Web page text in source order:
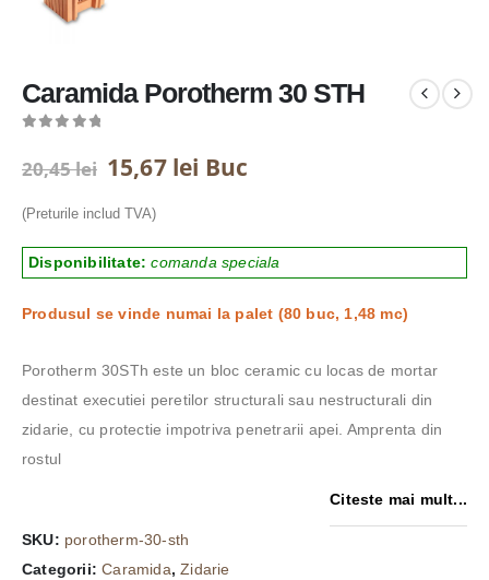
Caramida Porotherm 30 STH
20,45lei Prețul
inițial
a
20,45 lei.
15,67 lei Prețul
Buc
(Preturile includ TVA)
Disponibilitate:comanda speciala
Produsul se vinde numai la palet (80 buc, 1,48 mc)
Porotherm 30STh este un bloc ceramic cu locas de mortar
destinat executiei peretilor structurali sau nestructurali din
zidarie, cu protectie impotriva penetrarii apei. Amprenta din
rostul
Citeste mai mult...
SKU: porotherm-30-sth
Categorii:Caramida,Zidarie